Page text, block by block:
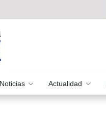
Noticias Actualidad